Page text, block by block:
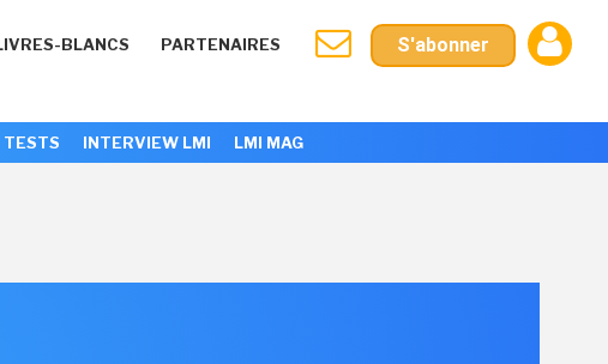
BLANCS PARTENAIRES S'abonner
TESTS INTERVIEW LMI LMI MAG